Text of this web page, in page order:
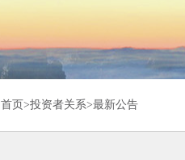
首页>投资者关系>最新公告